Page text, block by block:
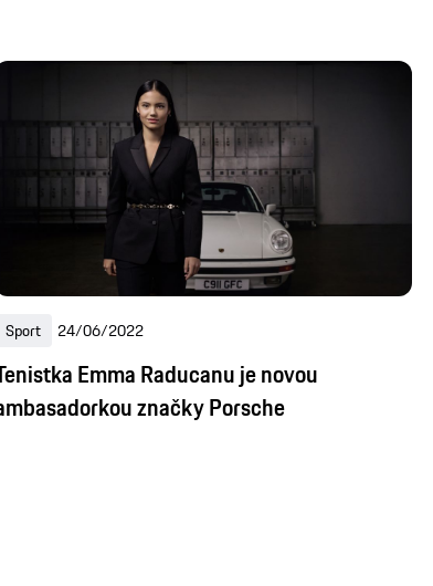
Sport 24/06/2022
Emma Raducanu je novou
značky Porsche